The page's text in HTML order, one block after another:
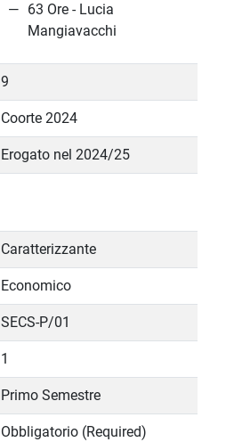
63 Ore - Lucia
Mangiavacchi
9
Coorte 2024
Erogato nel 2024/25
Caratterizzante
Economico
SECS-P/01
1
Primo Semestre
Obbligatorio (Required)